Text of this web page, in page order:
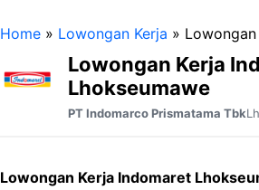
Home » Lowongan Kerja »
Lowongan Kerja
Lhokseumawe
PT Indomarco Prismatama Tbk
Lowongan Kerja Indomaret